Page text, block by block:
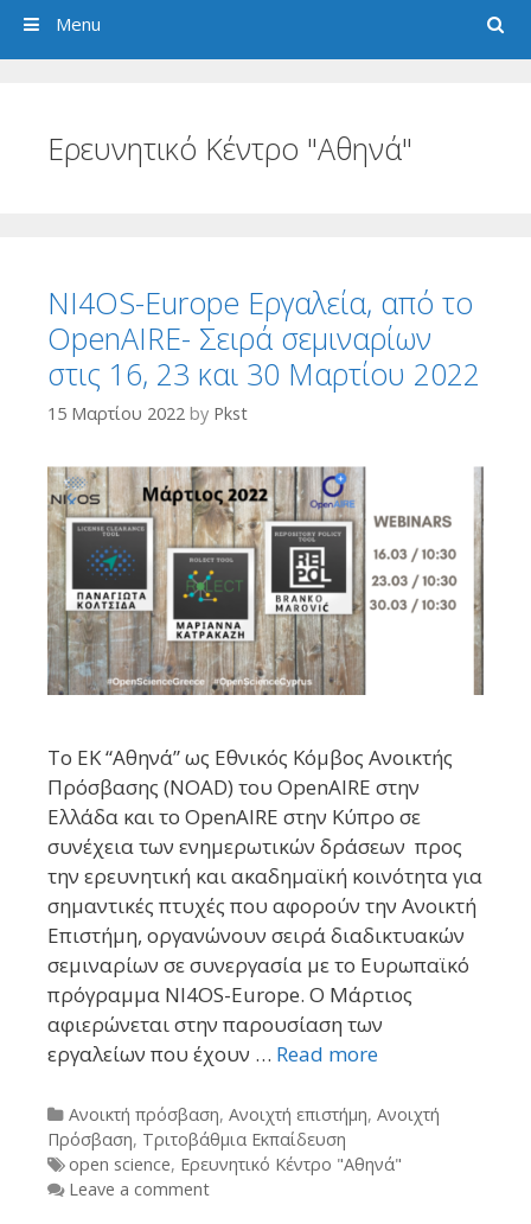
Search
Menu
Ερευνητικό Κέντρο "Αθηνά"
NI4OS-Europe Εργαλεία, από το
OpenAIRE- Σειρά σεμιναρίων
στις 16, 23 και 30 Μαρτίου 2022
15 Μαρτίου 2022 by Pkst
Το ΕΚ “Αθηνά” ως Εθνικός Κόμβος Ανοικτής
Πρόσβασης (NOAD) του OpenAIRE στην
Ελλάδα και το OpenAIRE στην Κύπρο σε
συνέχεια των ενημερωτικών δράσεων προς
την ερευνητική και ακαδημαϊκή κοινότητα για
σημαντικές πτυχές που αφορούν την Ανοικτή
Επιστήμη, οργανώνουν σειρά διαδικτυακών
σεμιναρίων σε συνεργασία με το Ευρωπαϊκό
πρόγραμμα NI4OS-Europe. Ο Μάρτιος
αφιερώνεται στην παρουσίαση των
εργαλείων που έχουν … Read more
Categories
Ανοικτή πρόσβαση, Ανοιχτή επιστήμη, Ανοιχτή
Πρόσβαση, Τριτοβάθμια Εκπαίδευση
Tags
open science, Ερευνητικό Κέντρο "Αθηνά"
Leave a comment